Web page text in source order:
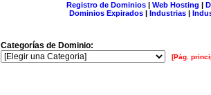
Registro de Dominios| Web Hosting |
Dominios Expirados | Industrias |
Categorías de Dominio:
[Pág.